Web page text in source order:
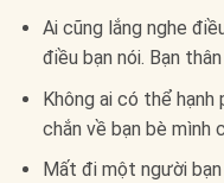
Ai cũng lắng nghe
điều bạn nói. Bạn
Không ai có thể hạnh
chắn về bạn bè mình
Mất đi một người